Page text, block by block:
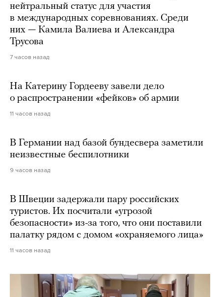
нейтральный статус для участия
в международных соревнованиях. Среди
них — Камила Валиева и Александра
Трусова
7 часов назад
На Катерину Гордееву завели дело
о распространении «фейков» об армии
11 часов назад
В Германии над базой бундесвера заметили
неизвестные беспилотники
9 часов назад
В Швеции задержали пару российских
туристов. Их посчитали «угрозой
безопасности» из-за того, что они поставили
палатку рядом с домом «охраняемого лица»
11 часов назад